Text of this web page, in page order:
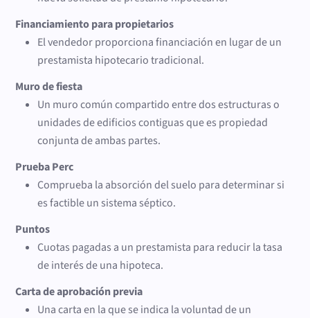
Financiamiento para propietarios
El vendedor proporciona financiación en lugar de un
prestamista hipotecario tradicional.
Muro de fiesta
Un muro común compartido entre dos estructuras o
unidades de edificios contiguas que es propiedad
conjunta de ambas partes.
Prueba Perc
Comprueba la absorción del suelo para determinar si
es factible un sistema séptico.
Puntos
Cuotas pagadas a un prestamista para reducir la tasa
de interés de una hipoteca.
Carta de aprobación previa
Una carta en la que se indica la voluntad de un